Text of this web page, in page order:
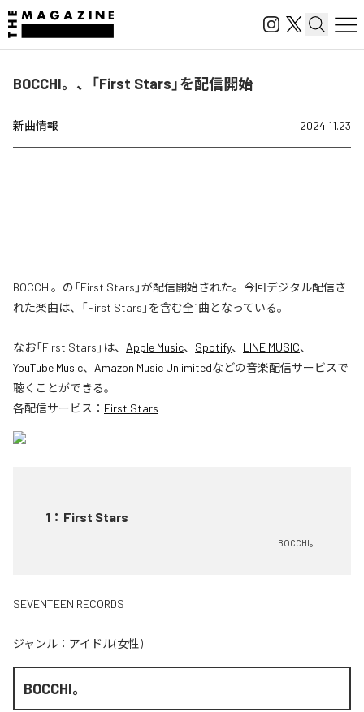
BOCCHI。、「First Stars」を配信開始
新曲情報 2024.11.23
BOCCHI。の「First Stars」が配信開始された。今回デジタル配信さ
れた楽曲は、「First Stars」を含む全1曲となっている。
なお「First Stars 」は、 Apple Music、 Spotify、 LINE MUSIC、
YouTube Music、 Amazon Music Unlimitedなどの音楽配信サービスで
聴くことができる。
各配信サービス： First Stars
1 ： First Stars
BOCCHI。
SEVENTEEN RECORDS
ジャンル： アイドル(女性)
BOCCHI。